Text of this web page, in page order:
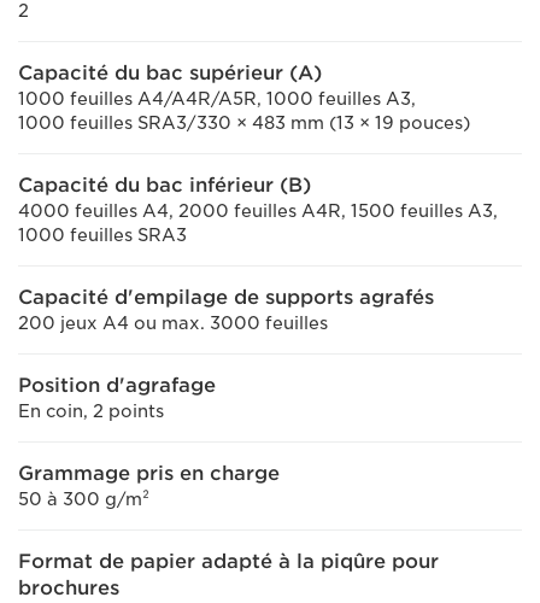
2
Capacité du bac supérieur (A)
1000 feuilles A4/A4R/A5R, 1000 feuilles A3,
1000 feuilles SRA3/330 × 483 mm (13 × 19 pouces)
Capacité du bac inférieur (B)
4000 feuilles A4, 2000 feuilles A4R, 1500 feuilles A3,
1000 feuilles SRA3
Capacité d'empilage de supports agrafés
200 jeux A4 ou max. 3000 feuilles
Position d'agrafage
En coin, 2 points
Grammage pris en charge
50 à 300 g/m²
Format de papier adapté à la piqûre pour
brochures